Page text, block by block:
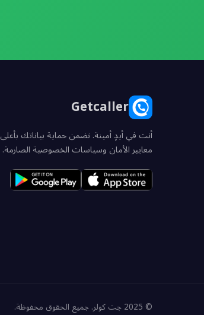
Getcaller
أنت في أيدٍ أمينة. نضمن حماية بياناتك بأعلى
معايير الأمان وسياسات الخصوصية الصارمة.
© 2025 جت كولر. جميع الحقوق محفوظة.